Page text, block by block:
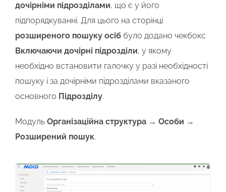
дочірніми підрозділами, що є у його
підпорядкуванні. Для цього на сторінці
розширеного пошуку осіб було додано чекбокс
Включаючи дочірні підрозділи, у якому
необхідно встановити галочку у разі необхідності
пошуку і за дочірніми підрозділами вказаного
основного Підрозділу.
Модуль Організаційна структура → Особи →
Розширений пошук.